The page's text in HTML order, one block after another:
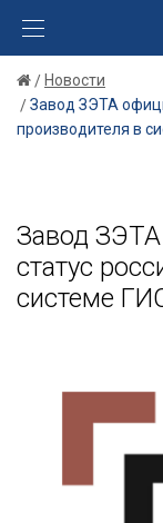
Новости
Завод ЗЭТА
производителя в
Завод
статус
системе